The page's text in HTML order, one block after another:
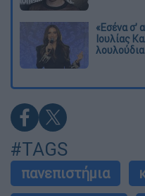
«Εσένα σ’
Ιουλίας
#TAGS
πανεπιστήμια